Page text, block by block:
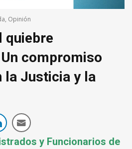
, Opinión
quiebre
compromiso
la Justicia y la
y Funcionarios de